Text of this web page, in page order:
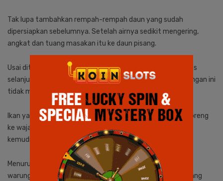
Tak lupa tambahkan rempah-rempah daun yang sudah
dipersiapkan sebelumnya. Setelah airnya sedikit mengering,
angkat dan tuang masakan itu ke daun pisang.
Usai dituangkan di daun pisang, kemudian menuju ke proses
selanjutnya yakni proses penggorengan. Proses penggorengan ini
tidak membutuhkan waktu lama.
Ikan yang sudah terbungkus dengan daun pisang tadi di Goreng
ke wajan dengan minyak sedikit. Setelah dirasa matang,
kemudian masakan woku itu bisa diangkat dan disajikan.
Menurut Suwarni Mooduto, olahan ini banyak ditemukan di
warung-warung makan. Sebab, ini merupakan makanan yang